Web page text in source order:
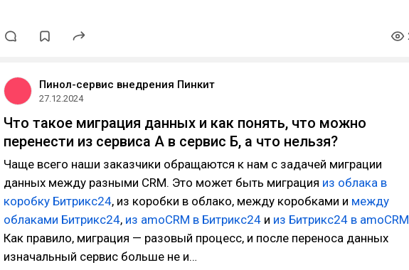
Пинол-сервис внедрения Пинкит
27.12.2024
Что такое миграция данных и как понять, что можно
перенести из сервиса А в сервис Б, а что нельзя?
Чаще всего наши заказчики обращаются к нам с задачей миграции
данных между разными CRM. Это может быть миграция из облака в
коробку Битрикс24, из коробки в облако, между коробками и между
облаками Битрикс24, из amoCRM в Битрикс24 и из Битрикс24 в amoCRM
Как правило, миграция — разовый процесс, и после переноса данных
изначальный сервис больше не и…